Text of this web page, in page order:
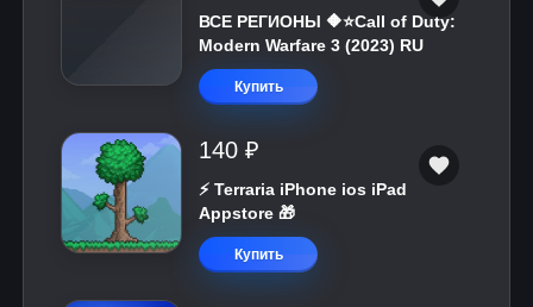
ВСЕ РЕГИОНЫ 🔶⭐Call of Duty:
Modern Warfare 3 (2023) RU
Купить
140 ₽
⚡️ Terraria iPhone ios iPad
Appstore 🎁
Купить